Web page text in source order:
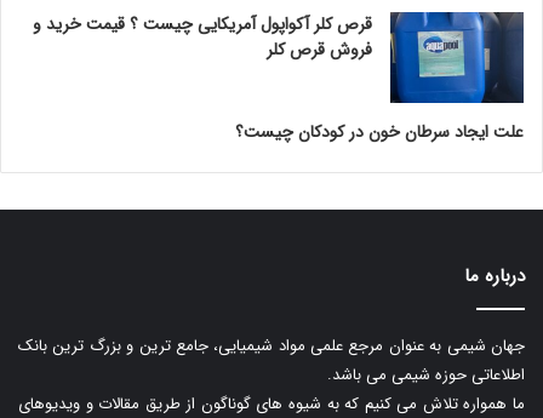
قرص کلر آکواپول آمریکایی چیست ؟ قیمت خرید و
فروش قرص کلر
علت ایجاد سرطان خون در کودکان چیست؟
درباره ما
جهان شیمی به عنوان مرجع علمی مواد شیمیایی، جامع ترین و بزرگ ترین بانک
اطلاعاتی حوزه شیمی می باشد.
ما همواره تلاش می کنیم که به شیوه های گوناگون از طریق مقالات و ویدیوهای